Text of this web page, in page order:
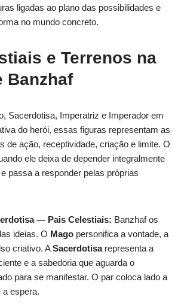
ligadas ao plano das possibilidades e
no mundo concreto.
e Terrenos na
Banzhaf
Sacerdotisa, Imperatriz e Imperador em
do herói, essas figuras representam as
de ação, receptividade, criação e limite. O
ele deixa de depender integralmente
passa a responder pelas próprias
— Pais Celestiais: Banzhaf os
ideias. O Mago personifica a vontade, a
criativo. ASacerdotisarepresenta a
e a sabedoria que aguarda o
para se manifestar. O par coloca lado a
a espera.